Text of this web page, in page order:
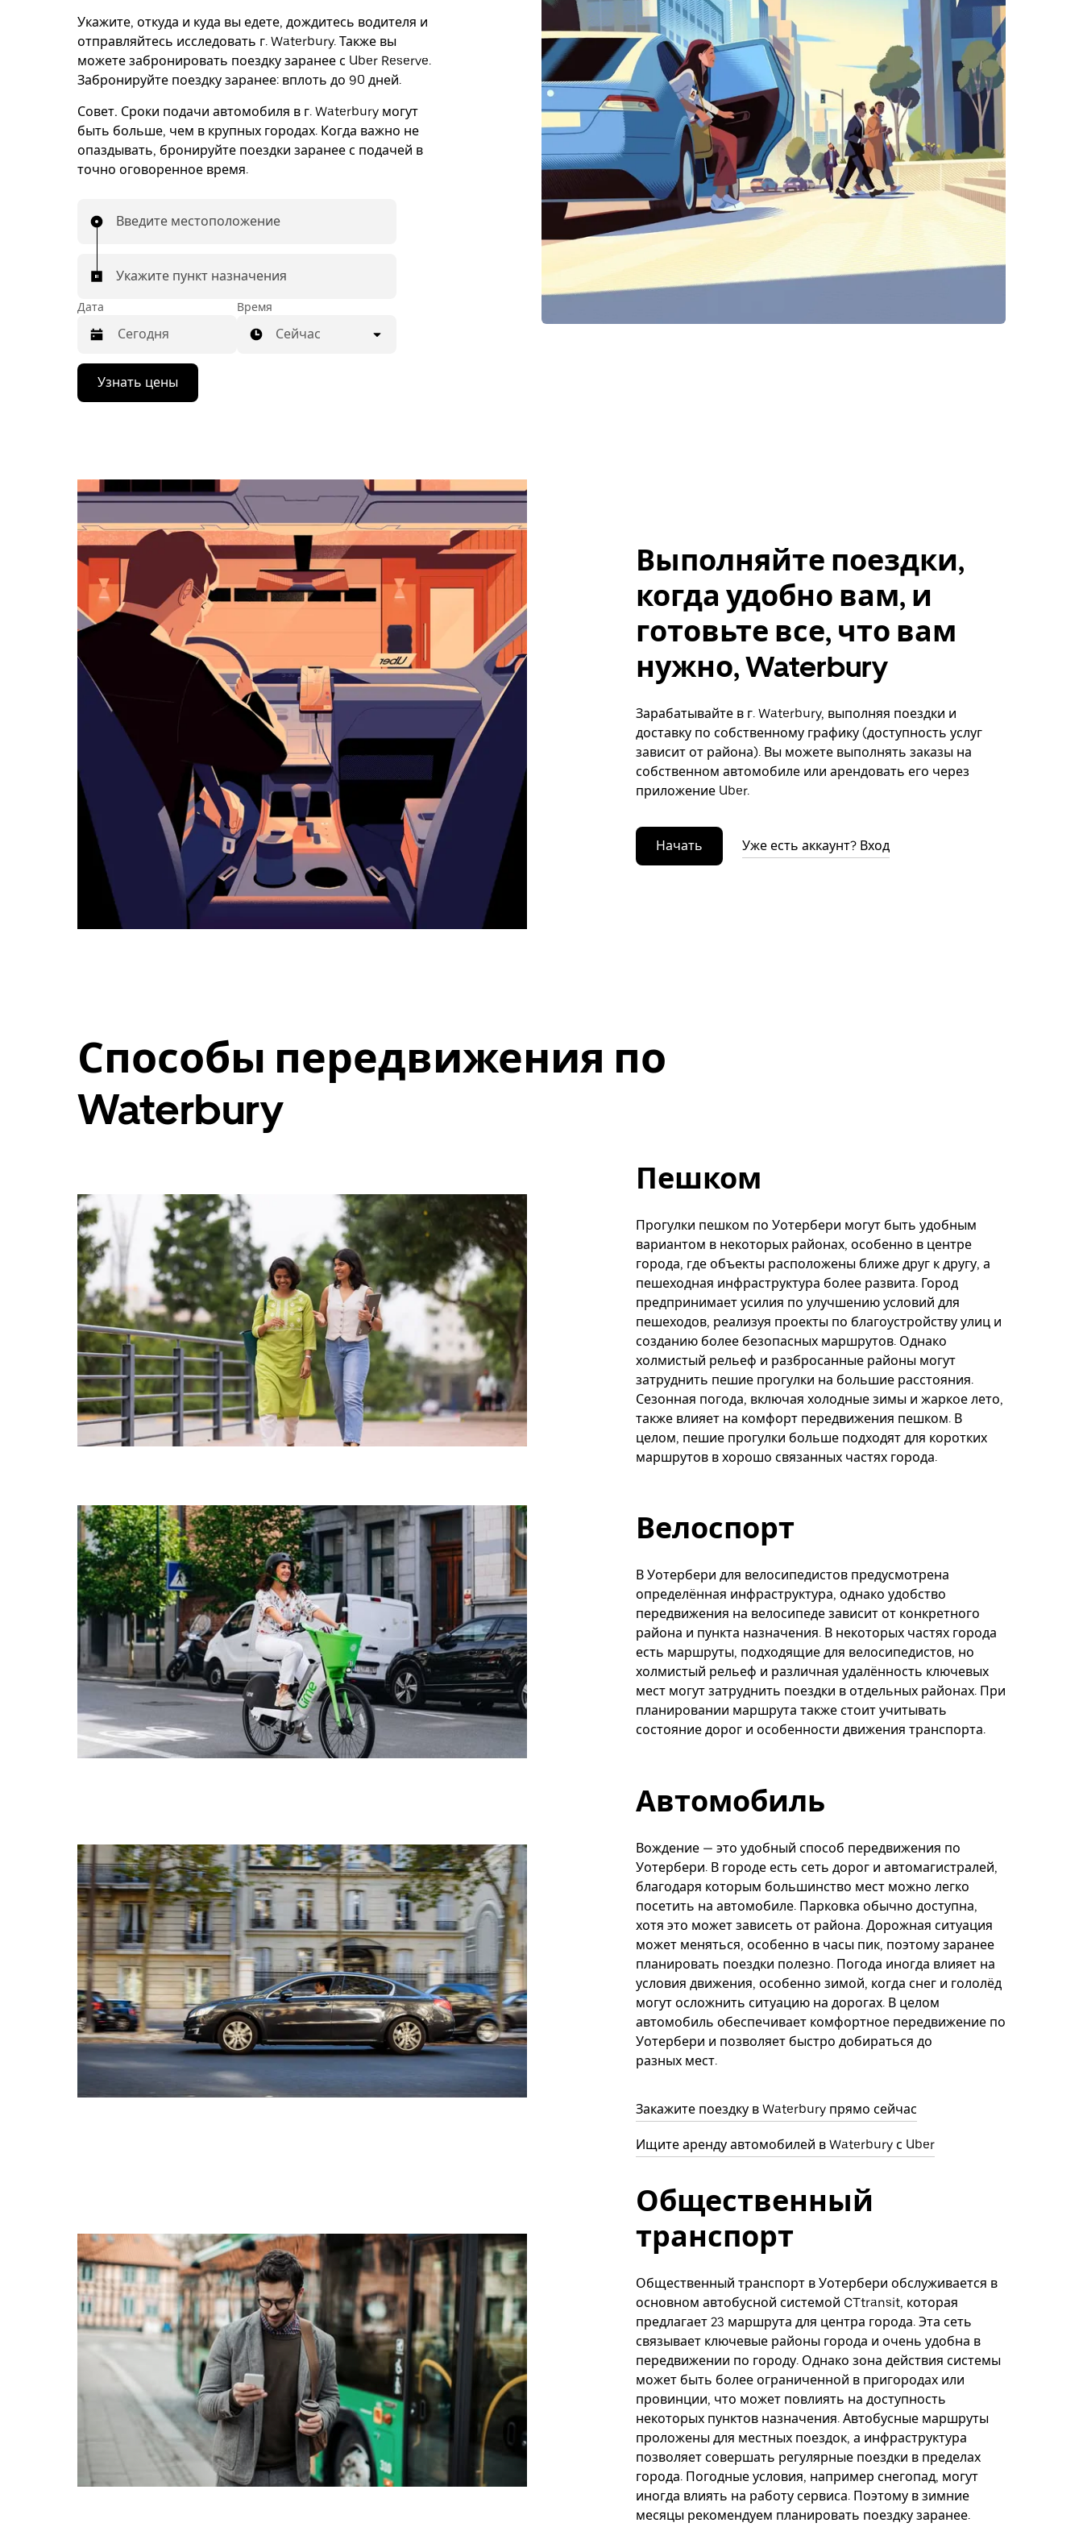
Укажите, откуда и куда вы едете, дождитесь водителя и
отправляйтесь исследовать г. Waterbury. Также вы
можете забронировать поездку заранее с Uber Reserve.
Забронируйте поездку заранее: вплоть до 90 дней.
Совет. Сроки подачи автомобиля в г. Waterbury могут
быть больше, чем в крупных городах. Когда важно не
опаздывать, бронируйте поездки заранее с подачей в
точно оговоренное время.
Введите местоположение
Укажите пункт назначения
Дата
Нажмите
стрелку
вниз,
выбрать
дату.
закрыть
календарь,
нажмите
Esc.
Время
Сейчас
Узнать цены
Выполняйте поездки,
когда удобно вам, и
готовьте все, что вам
нужно, Waterbury
Зарабатывайте в г. Waterbury, выполняя поездки и
доставку по собственному графику (доступность услуг
зависит от района). Вы можете выполнять заказы на
собственном автомобиле или арендовать его через
приложение Uber.
Начать Уже есть аккаунт? Вход
Способы передвижения по
Waterbury
Пешком
Прогулки пешком по Уотербери могут быть удобным
вариантом в некоторых районах, особенно в центре
города, где объекты расположены ближе друг к другу, а
пешеходная инфраструктура более развита. Город
предпринимает усилия по улучшению условий для
пешеходов, реализуя проекты по благоустройству улиц и
созданию более безопасных маршрутов. Однако
холмистый рельеф и разбросанные районы могут
затруднить пешие прогулки на большие расстояния.
Сезонная погода, включая холодные зимы и жаркое лето,
также влияет на комфорт передвижения пешком. В
целом, пешие прогулки больше подходят для коротких
маршрутов в хорошо связанных частях города.
Велоспорт
В Уотербери для велосипедистов предусмотрена
определённая инфраструктура, однако удобство
передвижения на велосипеде зависит от конкретного
района и пункта назначения. В некоторых частях города
есть маршруты, подходящие для велосипедистов, но
холмистый рельеф и различная удалённость ключевых
мест могут затруднить поездки в отдельных районах. При
планировании маршрута также стоит учитывать
состояние дорог и особенности движения транспорта.
Автомобиль
Вождение — это удобный способ передвижения по
Уотербери. В городе есть сеть дорог и автомагистралей,
благодаря которым большинство мест можно легко
посетить на автомобиле. Парковка обычно доступна,
хотя это может зависеть от района. Дорожная ситуация
может меняться, особенно в часы пик, поэтому заранее
планировать поездки полезно. Погода иногда влияет на
условия движения, особенно зимой, когда снег и гололёд
могут осложнить ситуацию на дорогах. В целом
автомобиль обеспечивает комфортное передвижение по
Уотербери и позволяет быстро добираться до
разных мест.
Закажите поездку в Waterbury прямо сейчас
Ищите аренду автомобилей в Waterbury с Uber
Общественный
транспорт
Общественный транспорт в Уотербери обслуживается в
основном автобусной системой CTtransit, которая
предлагает 23 маршрута для центра города. Эта сеть
связывает ключевые районы города и очень удобна в
передвижении по городу. Однако зона действия системы
может быть более ограниченной в пригородах или
провинции, что может повлиять на доступность
некоторых пунктов назначения. Автобусные маршруты
проложены для местных поездок, а инфраструктура
позволяет совершать регулярные поездки в пределах
города. Погодные условия, например снегопад, могут
иногда влиять на работу сервиса. Поэтому в зимние
месяцы рекомендуем планировать поездку заранее.